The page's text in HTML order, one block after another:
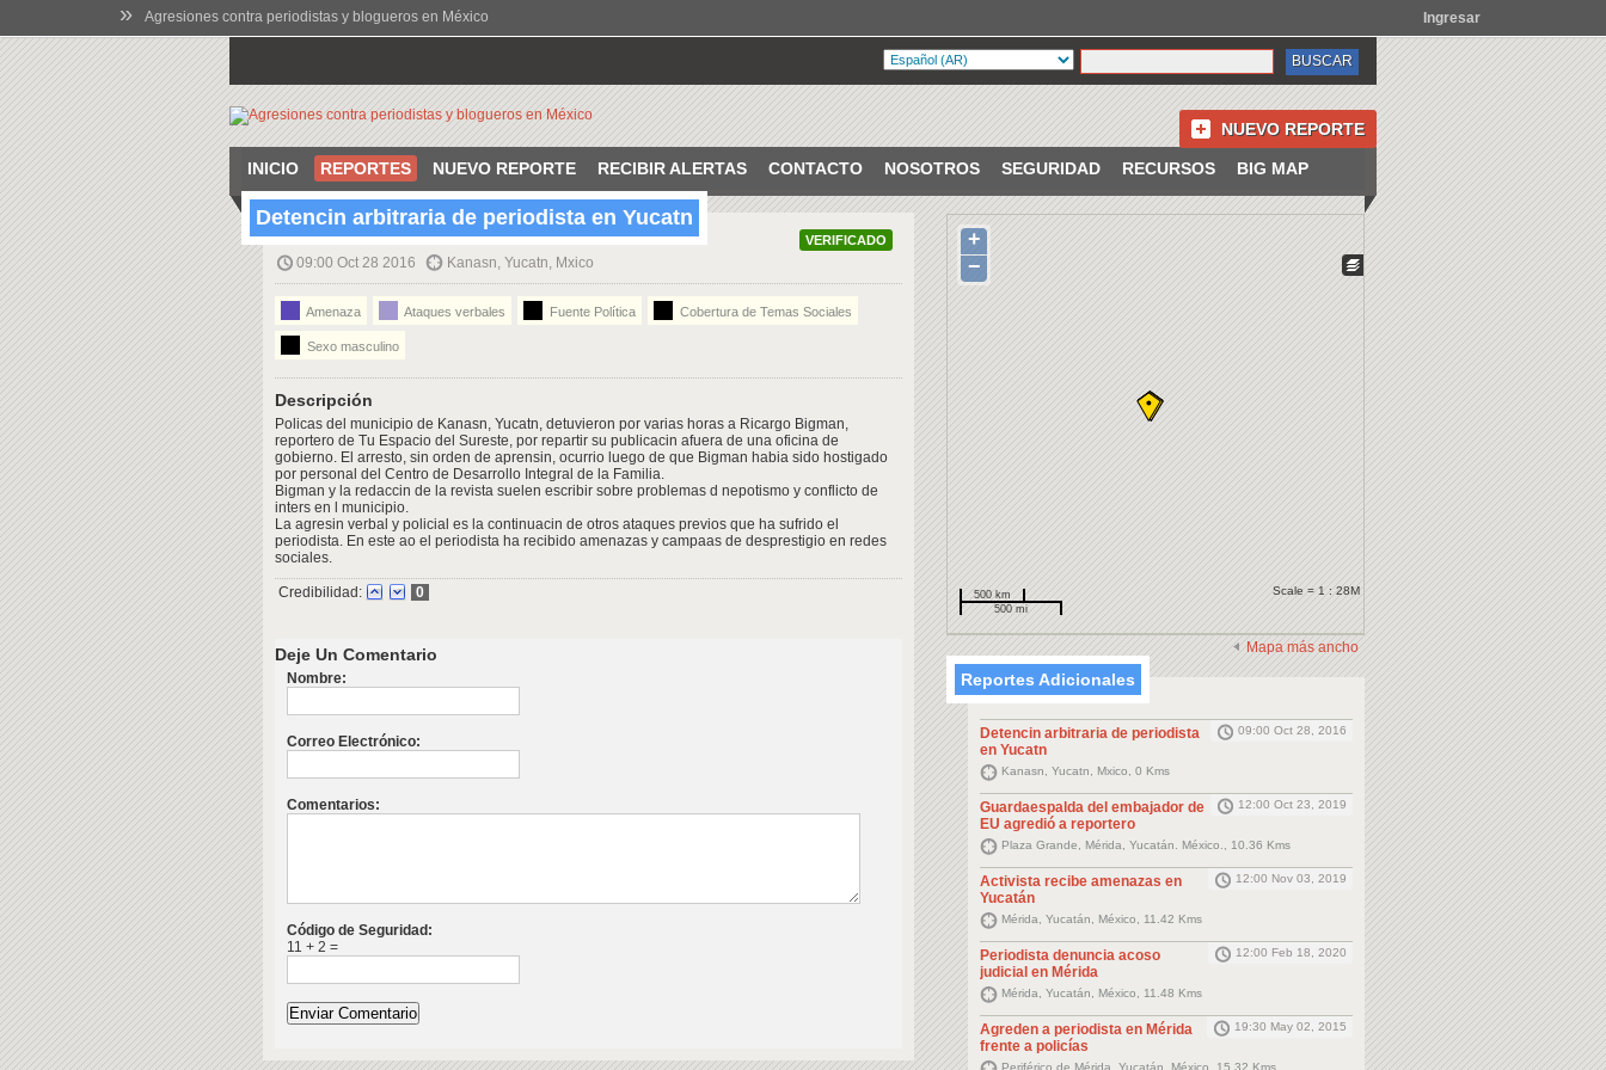
» Agresiones contra periodistas y blogueros en México Ingresar
NUEVO REPORTE
INICIO REPORTES NUEVO REPORTE RECIBIR ALERTAS CONTACTO NOSOTROS SEGURIDAD RECURSOS BIG MAP
VERIFICADO
Detencin arbitraria de periodista en Yucatn
09:00 Oct 28 2016 Kanasn, Yucatn, Mxico
Amenaza Ataques verbales Fuente Política Cobertura de Temas Sociales
Sexo masculino
Descripción
Policas del municipio de Kanasn, Yucatn, detuvieron por varias horas a Ricargo Bigman,
reportero de Tu Espacio del Sureste, por repartir su publicacin afuera de una oficina de
gobierno. El arresto, sin orden de aprensin, ocurrio luego de que Bigman habia sido hostigado
por personal del Centro de Desarrollo Integral de la Familia.
Bigman y la redaccin de la revista suelen escribir sobre problemas d nepotismo y conflicto de
inters en l municipio.
La agresin verbal y policial es la continuacin de otros ataques previos que ha sufrido el
periodista. En este ao el periodista ha recibido amenazas y campaas de desprestigio en redes
sociales.
Credibilidad: 0
Deje Un Comentario
Nombre:
Correo Electrónico:
Comentarios:
Código de Seguridad:
11 + 2 =
+
−
500 km
500 mi
Scale = 1 : 28M
Mapa más ancho
Reportes Adicionales
Detencin arbitraria de periodista
en Yucatn
09:00 Oct 28, 2016
Kanasn, Yucatn, Mxico, 0 Kms
Guardaespalda del embajador de
EU agredió a reportero
12:00 Oct 23, 2019
Plaza Grande, Mérida, Yucatán. México., 10.36 Kms
Activista recibe amenazas en
Yucatán
12:00 Nov 03, 2019
Mérida, Yucatán, México, 11.42 Kms
Periodista denuncia acoso
judicial en Mérida
12:00 Feb 18, 2020
Mérida, Yucatán, México, 11.48 Kms
Agreden a periodista en Mérida
frente a policías
19:30 May 02, 2015
Periférico de Mérida, Yucatán, México, 15.32 Kms